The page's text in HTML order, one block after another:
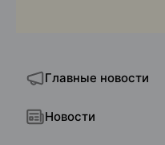
Главные новости
Новости